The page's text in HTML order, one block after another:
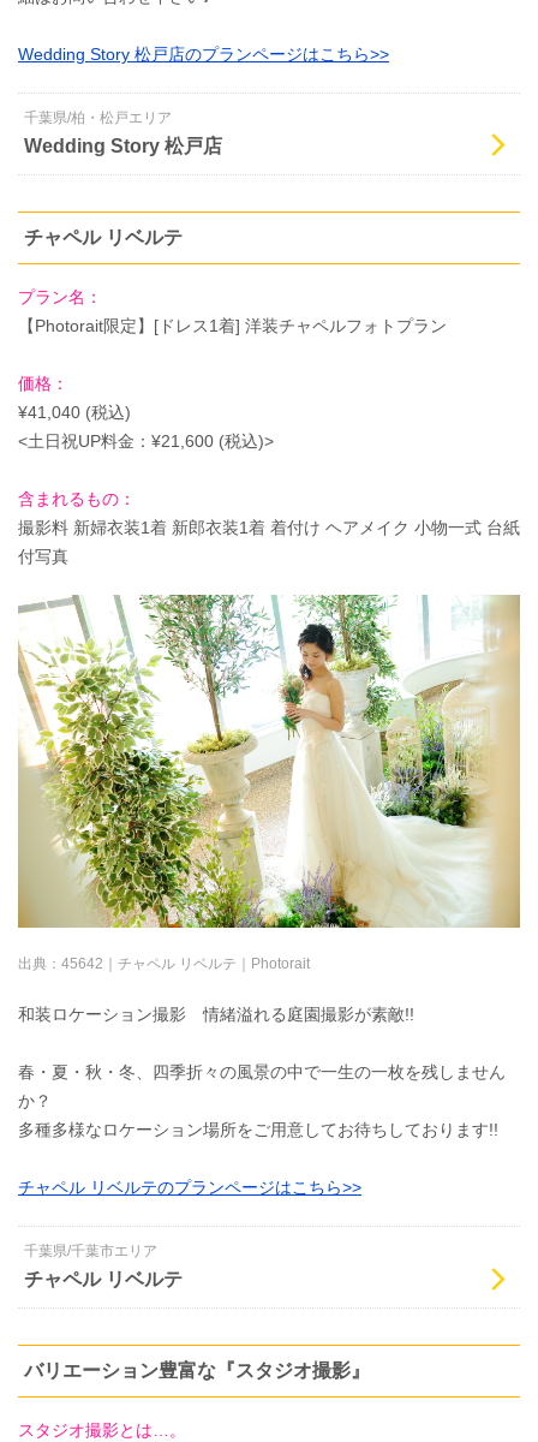
Wedding Story 松戸店のプランページはこちら>>
千葉県/柏・松戸エリア
Wedding Story 松戸店
チャペル リベルテ
プラン名：
【Photorait限定】[ドレス1着] 洋装チャペルフォトプラン
価格：
¥41,040 (税込)
<土日祝UP料金：¥21,600 (税込)>
含まれるもの：
撮影料 新婦衣装1着 新郎衣装1着 着付け ヘアメイク 小物一式 台紙
付写真
出典： 45642｜チャペル リベルテ｜Photorait
和装ロケーション撮影 情緒溢れる庭園撮影が素敵!!
春・夏・秋・冬、四季折々の風景の中で一生の一枚を残しません
か？
多種多様なロケーション場所をご用意してお待ちしております!!
チャペル リベルテのプランページはこちら>>
千葉県/千葉市エリア
チャペル リベルテ
バリエーション豊富な『スタジオ撮影』
スタジオ撮影とは…。